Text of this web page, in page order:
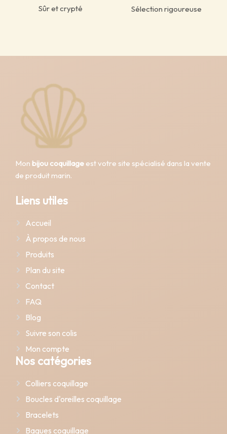
Sûr et crypté Sélection rigoureuse
Mon bijou coquillage est votre site spécialisé dans la vente
de produit marin.
Liens utiles
Accueil
À propos de nous
Produits
Plan du site
Contact
FAQ
Blog
Suivre son colis
Mon compte
Nos catégories
Colliers coquillage
Boucles d'oreilles coquillage
Bracelets
Bagues coquillage